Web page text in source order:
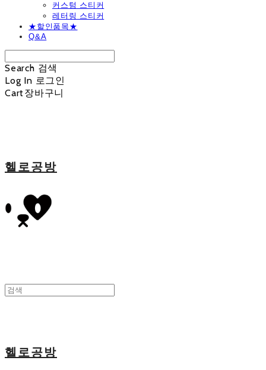
커스텀 스티커
레터링 스티커
★할인품목★
Q&A
Search 검색
Log In 로그인
Cart장바구니
헬로공방
헬로공방